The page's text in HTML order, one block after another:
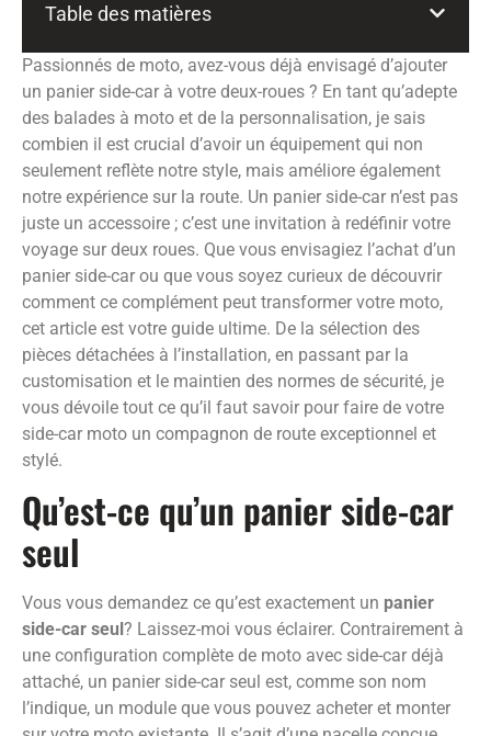
Table des matières
Passionnés de moto, avez-vous déjà envisagé d’ajouter
un panier side-car à votre deux-roues ? En tant qu’adepte
des balades à moto et de la personnalisation, je sais
combien il est crucial d’avoir un équipement qui non
seulement reflète notre style, mais améliore également
notre expérience sur la route. Un panier side-car n’est pas
juste un accessoire ; c’est une invitation à redéfinir votre
voyage sur deux roues. Que vous envisagiez l’achat d’un
panier side-car ou que vous soyez curieux de découvrir
comment ce complément peut transformer votre moto,
cet article est votre guide ultime. De la sélection des
pièces détachées à l’installation, en passant par la
customisation et le maintien des normes de sécurité, je
vous dévoile tout ce qu’il faut savoir pour faire de votre
side-car moto un compagnon de route exceptionnel et
stylé.
Qu’est-ce qu’un panier side-car
seul
Vous vous demandez ce qu’est exactement un panier
side-car seul ? Laissez-moi vous éclairer. Contrairement à
une configuration complète de moto avec side-car déjà
attaché, un panier side-car seul est, comme son nom
l’indique, un module que vous pouvez acheter et monter